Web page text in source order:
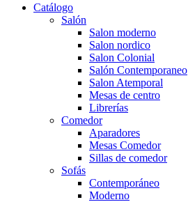
Catálogo
Salón
Salon moderno
Salon nordico
Salon Colonial
Salón Contemporaneo
Salon Atemporal
Mesas de centro
Librerías
Comedor
Aparadores
Mesas Comedor
Sillas de comedor
Sofás
Contemporáneo
Moderno